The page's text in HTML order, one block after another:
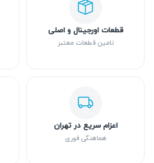
قطعات اورجینال و اصلی
تامین قطعات معتبر
اعزام سریع در تهران
هماهنگی فوری